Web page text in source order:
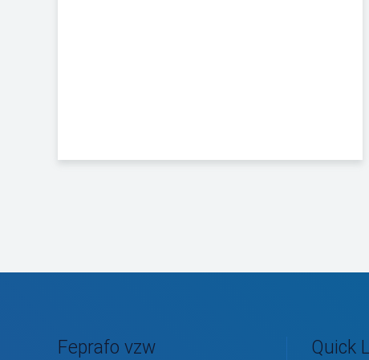
Feprafo vzw Quick